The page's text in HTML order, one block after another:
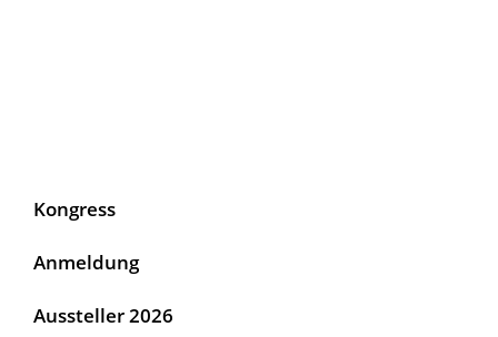
Kongress
Anmeldung
Aussteller 2026